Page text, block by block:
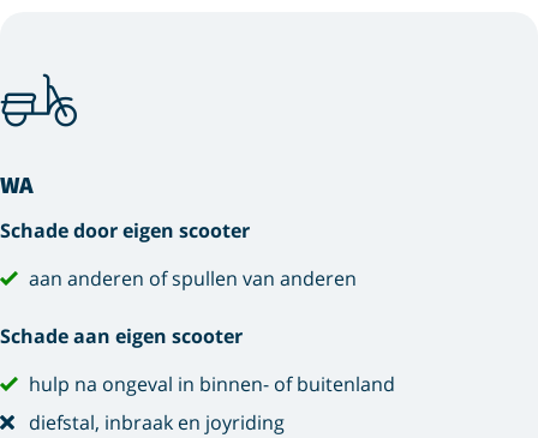
WA
Schade door eigen scooter
aan anderen of spullen van anderen
Schade aan eigen scooter
hulp na ongeval in binnen- of buitenland
diefstal, inbraak en joyriding